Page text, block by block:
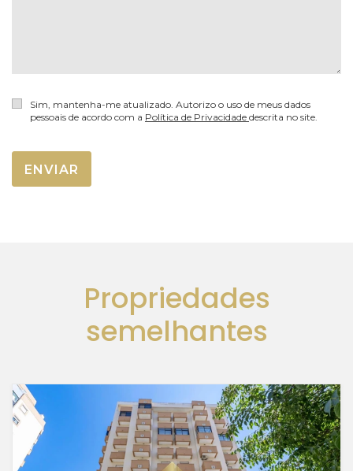
Sim, mantenha-me atualizado. Autorizo o uso de meus dados
pessoais de acordo com a Política de Privacidade descrita no site.
ENVIAR
Propriedades
semelhantes